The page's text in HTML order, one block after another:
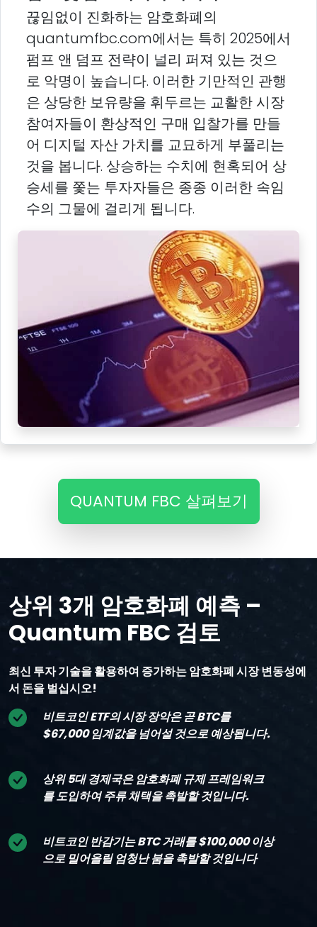
끊임없이 진화하는 암호화폐의
quantumfbc.com에서는 특히 2025에서
펌프 앤 덤프 전략이 널리 퍼져 있는 것으
로 악명이 높습니다. 이러한 기만적인 관행
은 상당한 보유량을 휘두르는 교활한 시장
참여자들이 환상적인 구매 입찰가를 만들
어 디지털 자산 가치를 교묘하게 부풀리는
것을 봅니다. 상승하는 수치에 현혹되어 상
승세를 쫓는 투자자들은 종종 이러한 속임
수의 그물에 걸리게 됩니다.
QUANTUM FBC 살펴보기
상위 3개 암호화폐 예측 –
Quantum FBC 검토
최신 투자 기술을 활용하여 증가하는 암호화폐 시장 변동성에
서 돈을 벌십시오!
비트코인 ETF의 시장 장악은 곧 BTC를
$67,000 임계값을 넘어설 것으로 예상됩니다.
상위 5대 경제국은 암호화폐 규제 프레임워크
를 도입하여 주류 채택을 촉발할 것입니다.
비트코인 반감기는 BTC 거래를 $100,000 이상
으로 밀어올릴 엄청난 붐을 촉발할 것입니다